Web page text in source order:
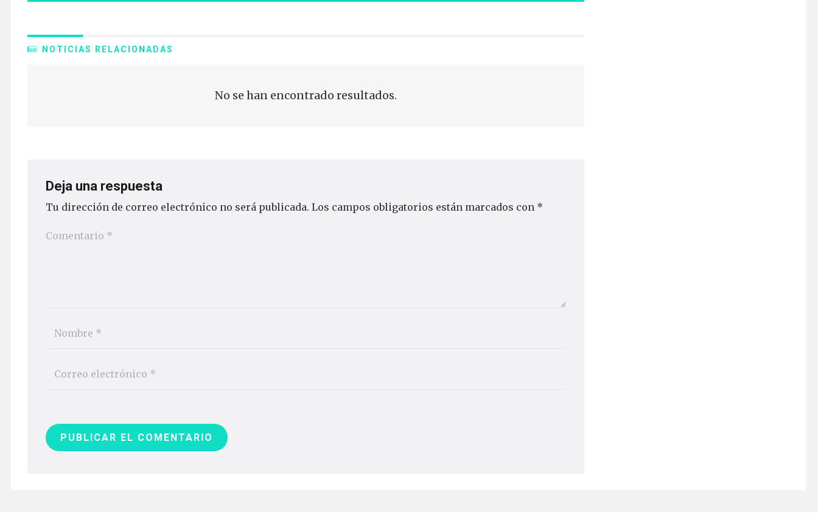
NOTICIAS RELACIONADAS
No se han encontrado resultados.
Deja una respuesta
Tu dirección de correo electrónico no será publicada. Los campos obligatorios están marcados con *
PUBLICAR EL COMENTARIO